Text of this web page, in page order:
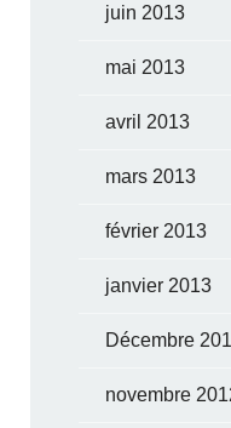
juin 2013
mai 2013
avril 2013
mars 2013
février 2013
janvier 2013
Décembre
novembre